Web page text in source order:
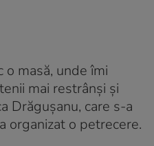
o masă, unde îmi
mai restrânși și
Drăgușanu, care s-a
organizat o petrecere.